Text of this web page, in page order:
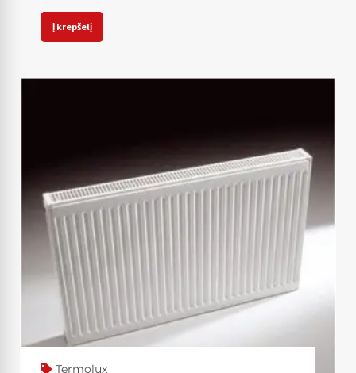
Į krepšelį
Termolux